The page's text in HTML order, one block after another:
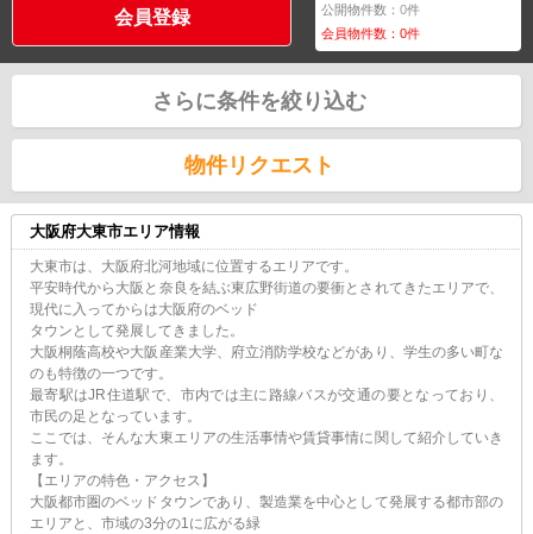
会員登録 公開物件数：0件
会員物件数：0件
さらに条件を絞り込む
物件リクエスト
大阪府大東市エリア情報
大東市は、大阪府北河地域に位置するエリアです。
平安時代から大阪と奈良を結ぶ東広野街道の要衝とされてきたエリアで、
現代に入ってからは大阪府のベッド
タウンとして発展してきました。
大阪桐蔭高校や大阪産業大学、府立消防学校などがあり、学生の多い町な
のも特徴の一つです。
最寄駅はJR住道駅で、市内では主に路線バスが交通の要となっており、
市民の足となっています。
ここでは、そんな大東エリアの生活事情や賃貸事情に関して紹介していき
ます。
【エリアの特色・アクセス】
大阪都市圏のベッドタウンであり、製造業を中心として発展する都市部の
エリアと、市域の3分の1に広がる緑